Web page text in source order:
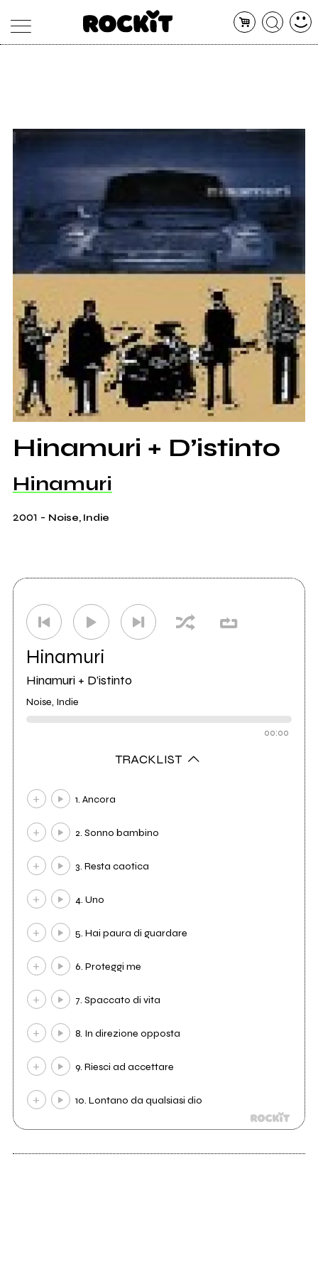
ARTISTI
CONCERTI
SHOP
RADIO
Hinamuri + D’istinto
Hinamuri
2001 - Noise, Indie
Hinamuri
Hinamuri + D’istinto
Noise, Indie
00:00
TRACKLIST
1. Ancora
2. Sonno bambino
3. Resta caotica
4. Uno
5. Hai paura di guardare
6. Proteggi me
7. Spaccato di vita
8. In direzione opposta
9. Riesci ad accettare
10. Lontano da qualsiasi dio